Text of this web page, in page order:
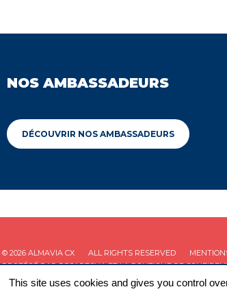
NOS AMBASSADEURS
DÉCOUVRIR NOS AMBASSADEURS
© 2026 ALMAVIA CX ALL RIGHTS RESERVED
PROTÉGÉ PAR RECAPTCHA ET LAPOLITIQUE DE
This site uses cookies and gives you control